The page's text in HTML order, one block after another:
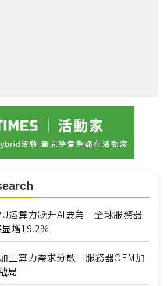
运算力跃升AI要角 全球服務器
增19.2％
上算力需求分散 服務器OEM加
局